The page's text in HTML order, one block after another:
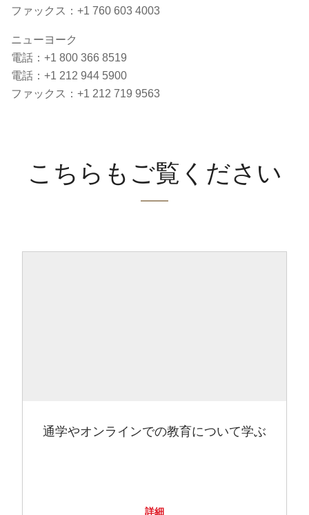
ファックス：+1 760 603 4003
ニューヨーク
電話：+1 800 366 8519
電話：+1 212 944 5900
ファックス：+1 212 719 9563
こちらもご覧ください
通学やオンラインでの教育について学ぶ
詳細